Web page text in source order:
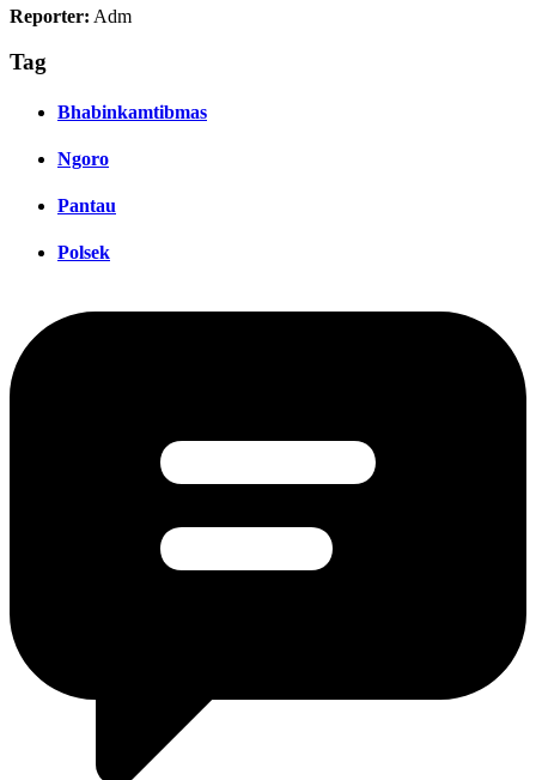
Reporter: Adm
Tag
Bhabinkamtibmas
Ngoro
Pantau
Polsek